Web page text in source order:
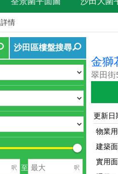
詳情
沙田區樓盤搜尋
呎 至 呎
金獅
翠田街
更新日
物業用
建築面
實用面